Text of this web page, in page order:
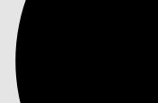
INHOUDSOPGAVE